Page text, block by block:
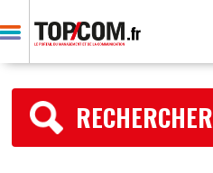
RECHERCHER